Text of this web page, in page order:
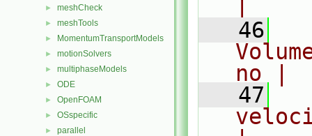
► meshCheck
► meshTools
► MomentumTransportModels
► motionSolvers
► multiphaseModels
► ODE
► OpenFOAM
► OSspecific
► parallel
   46
no |
   47